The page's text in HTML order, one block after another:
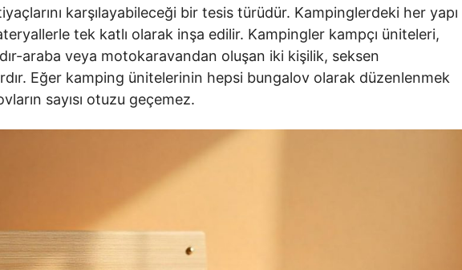
karşılayabileceği bir tesis türüdür. Kampinglerdeki her yapı
tek katlı olarak inşa edilir. Kampingler kampçı üniteleri,
araba veya motokaravandan oluşan iki kişilik, seksen
Eğer kamping ünitelerinin hepsi bungalov olarak düzenlenmek
sayısı otuzu geçemez.